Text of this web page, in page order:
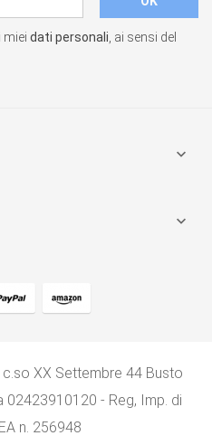
miei dati personali, ai sensi del


c.so XX Settembre 44 Busto
02423910120 - Reg, Imp. di
n. 256948